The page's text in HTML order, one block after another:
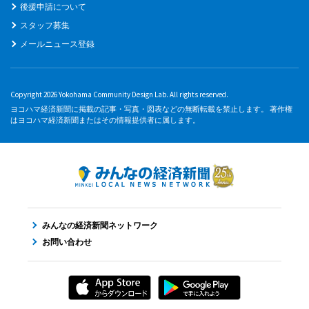
後援申請について
スタッフ募集
メールニュース登録
Copyright 2026 Yokohama Community Design Lab. All rights reserved.
ヨコハマ経済新聞に掲載の記事・写真・図表などの無断転載を禁止します。 著作権
はヨコハマ経済新聞またはその情報提供者に属します。
みんなの経済新聞ネットワーク
お問い合わせ